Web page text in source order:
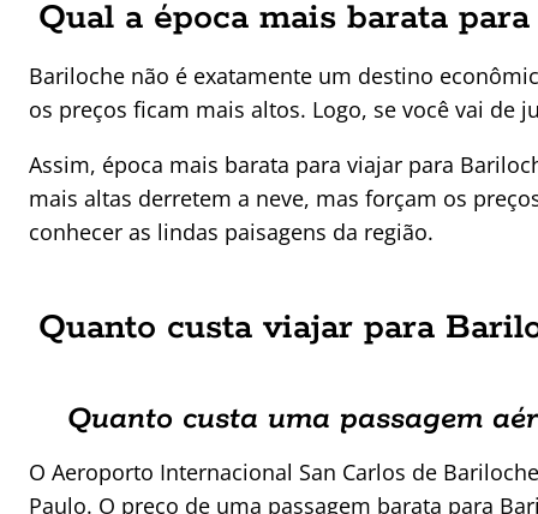
Qual a época mais barata
Bariloche não é exatamente um destino
os preços ficam mais altos. Logo, se você vai de
Assim, época mais barata para viajar para
mais altas derretem a neve, mas forçam os
conhecer as lindas paisagens da região.
Quanto custa viajar para
Quanto custa uma passagem
O Aeroporto Internacional San Carlos de
Paulo. O preço de uma passagem barata para